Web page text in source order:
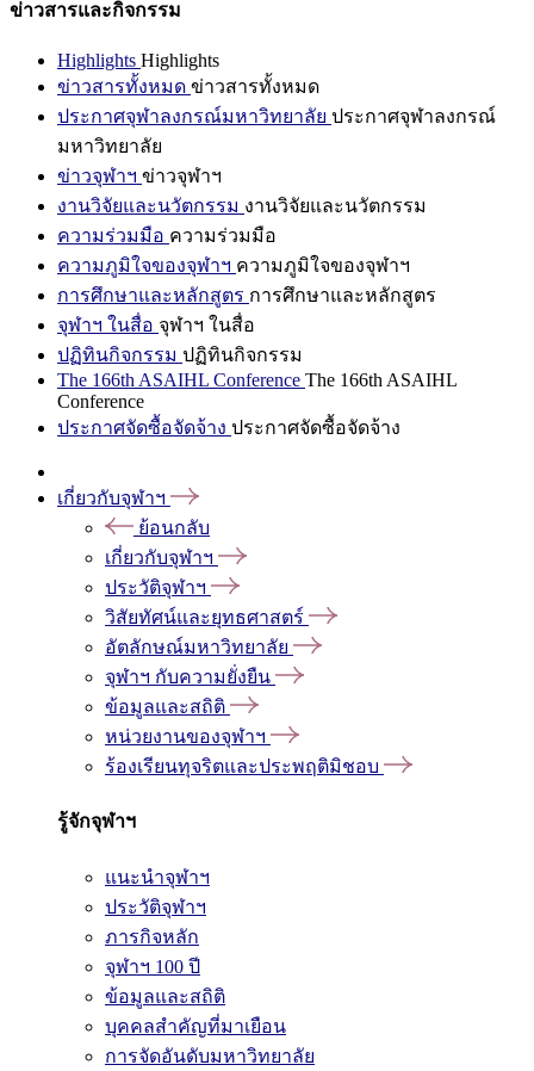
ข่าวสารและกิจกรรม
Highlights Highlights
ข่าวสารทั้งหมด ข่าวสารทั้งหมด
ประกาศจุฬาลงกรณ์มหาวิทยาลัย ประกาศจุฬาลงกรณ์
มหาวิทยาลัย
ข่าวจุฬาฯ ข่าวจุฬาฯ
งานวิจัยและนวัตกรรม งานวิจัยและนวัตกรรม
ความร่วมมือ ความร่วมมือ
ความภูมิใจของจุฬาฯ ความภูมิใจของจุฬาฯ
การศึกษาและหลักสูตร การศึกษาและหลักสูตร
จุฬาฯ ในสื่อ จุฬาฯ ในสื่อ
ปฏิทินกิจกรรม ปฏิทินกิจกรรม
The 166th ASAIHL Conference The 166th ASAIHL
Conference
ประกาศจัดซื้อจัดจ้าง ประกาศจัดซื้อจัดจ้าง
เกี่ยวกับจุฬาฯ
ย้อนกลับ
เกี่ยวกับจุฬาฯ
ประวัติจุฬาฯ
วิสัยทัศน์และยุทธศาสตร์
อัตลักษณ์มหาวิทยาลัย
จุฬาฯ กับความยั่งยืน
ข้อมูลและสถิติ
หน่วยงานของจุฬาฯ
ร้องเรียนทุจริตและประพฤติมิชอบ
รู้จักจุฬาฯ
แนะนำจุฬาฯ
ประวัติจุฬาฯ
ภารกิจหลัก
จุฬาฯ 100 ปี
ข้อมูลและสถิติ
บุคคลสำคัญที่มาเยือน
การจัดอันดับมหาวิทยาลัย